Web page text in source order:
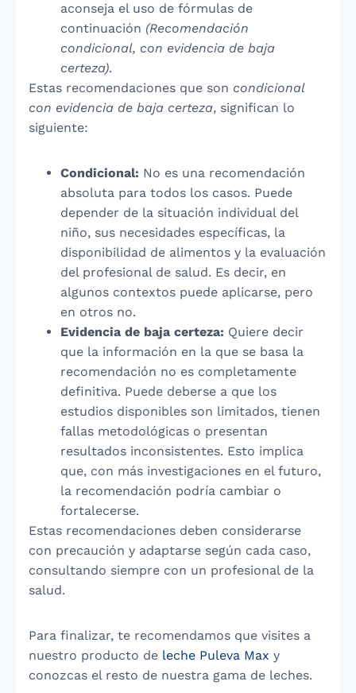
aconseja el uso de fórmulas de
continuación (Recomendación
condicional, con evidencia de baja
certeza).
Estas recomendaciones que son condicional
con evidencia de baja certeza, significan lo
siguiente:
Condicional: No es una recomendación
absoluta para todos los casos. Puede
depender de la situación individual del
niño, sus necesidades específicas, la
disponibilidad de alimentos y la evaluación
del profesional de salud. Es decir, en
algunos contextos puede aplicarse, pero
en otros no.
Evidencia de baja certeza: Quiere decir
que la información en la que se basa la
recomendación no es completamente
definitiva. Puede deberse a que los
estudios disponibles son limitados, tienen
fallas metodológicas o presentan
resultados inconsistentes. Esto implica
que, con más investigaciones en el futuro,
la recomendación podría cambiar o
fortalecerse.
Estas recomendaciones deben considerarse
con precaución y adaptarse según cada caso,
consultando siempre con un profesional de la
salud.
Para finalizar, te recomendamos que visites a
nuestro producto de leche Puleva Max y
conozcas el resto de nuestra gama de leches.